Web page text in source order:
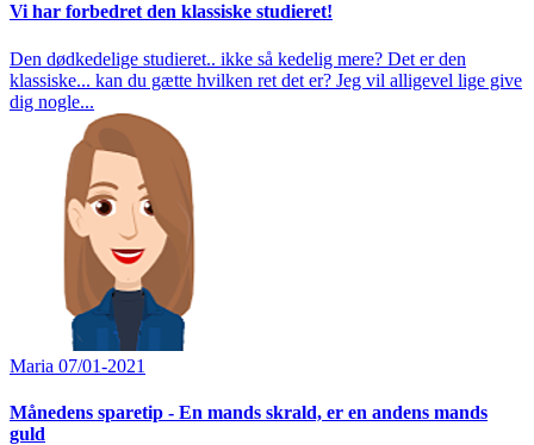
Vi har forbedret den klassiske studieret!
Den dødkedelige studieret.. ikke så kedelig mere? Det er den
klassiske... kan du gætte hvilken ret det er? Jeg vil alligevel lige give
dig nogle...
Maria 07/01-2021
Månedens sparetip - En mands skrald, er en andens mands
guld